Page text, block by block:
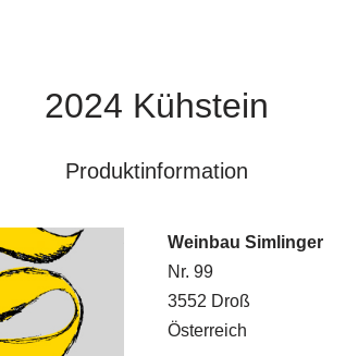
2024 Kühstein
Produktinformation
Weinbau Simlinger
Nr. 99
3552 Droß
Österreich